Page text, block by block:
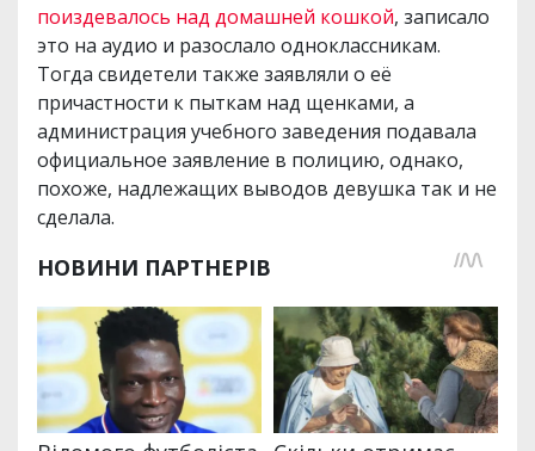
поиздевалось над домашней кошкой, записало
это на аудио и разослало одноклассникам.
Тогда свидетели также заявляли о её
причастности к пыткам над щенками, а
администрация учебного заведения подавала
официальное заявление в полицию, однако,
похоже, надлежащих выводов девушка так и не
сделала.